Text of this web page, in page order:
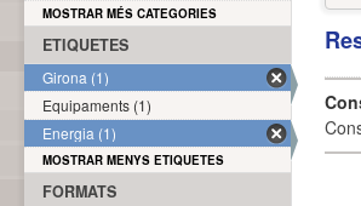
MOSTRAR MÉS CATEGORIES
ETIQUETES
Girona (1)
Equipaments (1)
Energia (1)
MOSTRAR MENYS ETIQUETES
FORMATS